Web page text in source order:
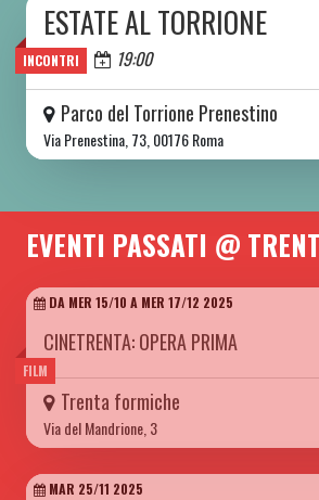
INCONTRI
DA SAB 06/06 A SAB 08/08 2026
ESTATE AL TORRIONE
Oggi 19:00
Parco del Torrione Prenestino
Via Prenestina, 73, 00176 Roma
EVENTI PASSATI @
FILM
DA MER 15/10 A MER 17/12 2025
CINETRENTA: OPERA PRIMA
Trenta formiche
Via del Mandrione, 3
MAR 25/11 2025